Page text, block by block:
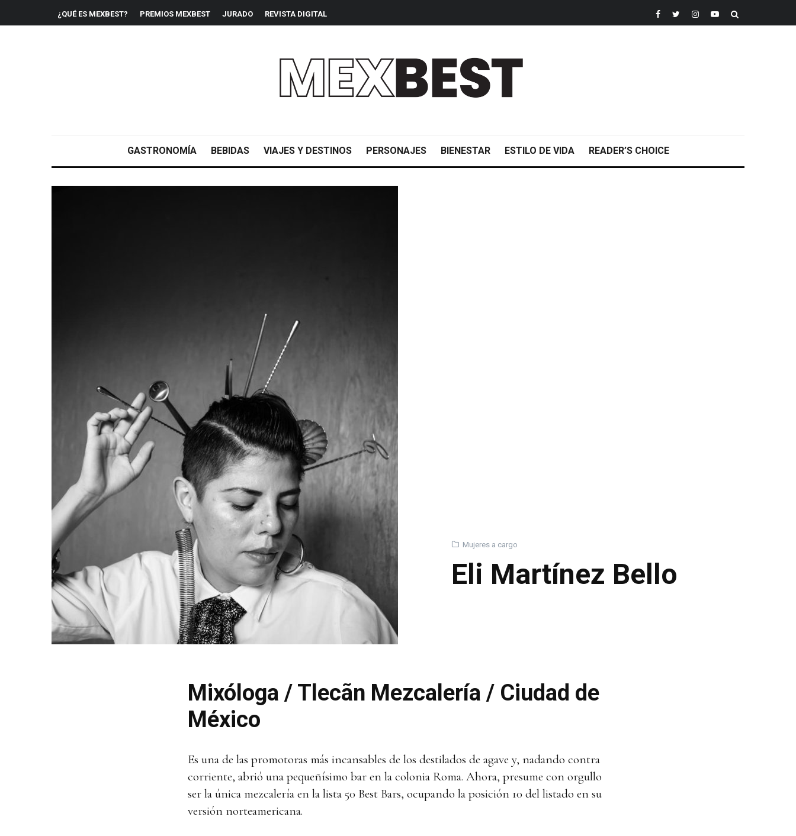
¿QUÉ ES MEXBEST? PREMIOS MEXBEST JURADO REVISTA DIGITAL
GASTRONOMÍA BEBIDAS VIAJES Y DESTINOS PERSONAJES BIENESTAR ESTILO DE VIDA READER’S CHOICE
Mujeres a cargo
Eli Martínez Bello
Mixóloga / Tlecãn Mezcalería / Ciudad de
México
Es una de las promotoras más incansables de los destilados de agave y, nadando contra
corriente, abrió una pequeñísimo bar en la colonia Roma. Ahora, presume con orgullo
ser la única mezcalería en la lista 50 Best Bars, ocupando la posición 10 del listado en su
versión norteamericana.